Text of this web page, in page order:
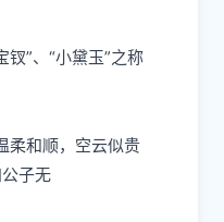
钗”、“⼩黛⽟”之称
柔和顺，空云似贵
⼦⽆